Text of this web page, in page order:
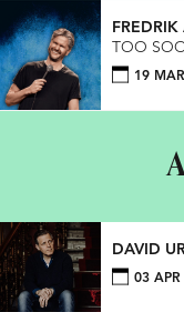
FREDRIK
TOO
19
DAVID
03 APR